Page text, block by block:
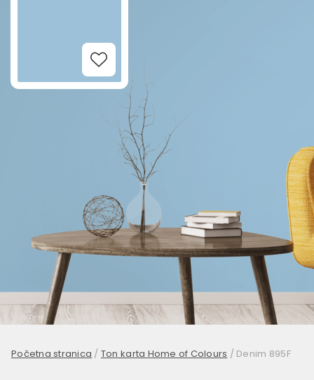
Add to Wishlist
Početna stranica / Ton karta Home of Colours / Denim 895F